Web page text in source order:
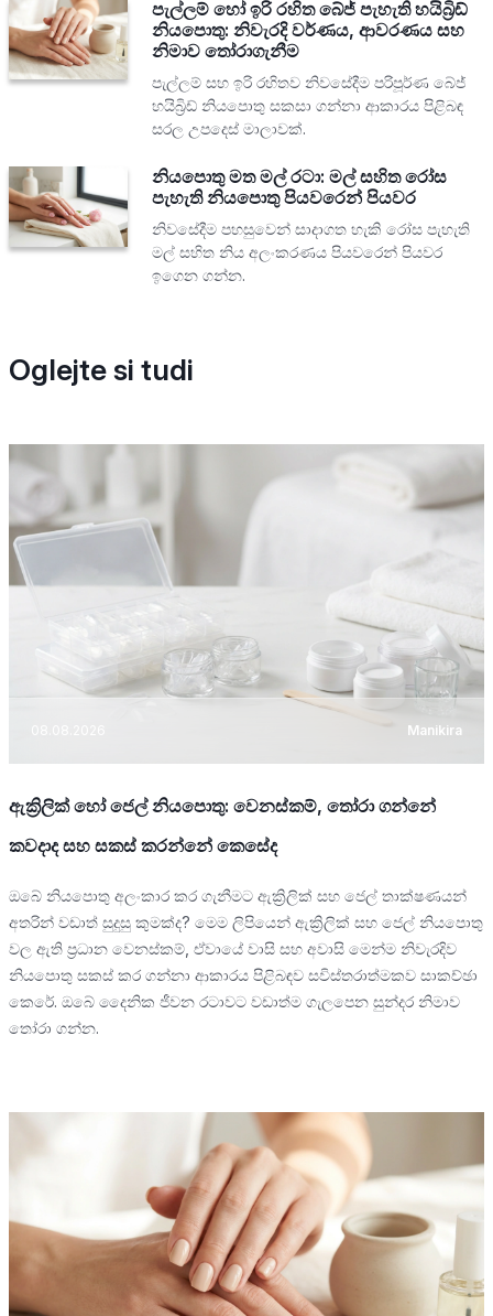
පැල්ලම් හෝ ඉරි රහිත බේජ් පැහැති හයිබ්‍රිඩ්
නියපොතු: නිවැරදි වර්ණය, ආවරණය සහ
නිමාව තෝරාගැනීම
පැල්ලම් සහ ඉරි රහිතව නිවසේදීම පරිපූර්ණ බේජ්
හයිබ්‍රිඩ් නියපොතු සකසා ගන්නා ආකාරය පිළිබඳ
සරල උපදෙස් මාලාවක්.
නියපොතු මත මල් රටා: මල් සහිත රෝස
පැහැති නියපොතු පියවරෙන් පියවර
නිවසේදීම පහසුවෙන් සාදාගත හැකි රෝස පැහැති
මල් සහිත නිය අලංකරණය පියවරෙන් පියවර
ඉගෙන ගන්න.
Oglejte si tudi
Manikira
ඇක්‍රිලික් හෝ ජෙල් නියපොතු: වෙනස්කම්, තෝරා ගන්නේ
කවදාද සහ සකස් කරන්නේ කෙසේද
ඔබේ නියපොතු අලංකාර කර ගැනීමට ඇක්‍රිලික් සහ ජෙල් තාක්ෂණයන්
අතරින් වඩාත් සුදුසු කුමක්ද? මෙම ලිපියෙන් ඇක්‍රිලික් සහ ජෙල් නියපොතු
වල ඇති ප්‍රධාන වෙනස්කම්, ඒවායේ වාසි සහ අවාසි මෙන්ම නිවැරදිව
නියපොතු සකස් කර ගන්නා ආකාරය පිළිබඳව සවිස්තරාත්මකව සාකච්ඡා
කෙරේ. ඔබේ දෛනික ජීවන රටාවට වඩාත්ම ගැලපෙන සුන්දර නිමාව
තෝරා ගන්න.